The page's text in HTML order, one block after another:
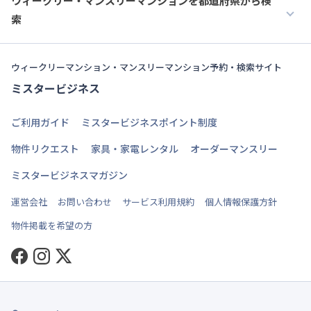
索
ウィークリーマンション・マンスリーマンション予約・検索サイト
ミスタービジネス
ご利用ガイド
ミスタービジネスポイント制度
物件リクエスト
家具・家電レンタル
オーダーマンスリー
ミスタービジネスマガジン
運営会社 お問い合わせ サービス利用規約
個人情報保護方針
物件掲載を希望の方
Facebook
Instagram
Twitter